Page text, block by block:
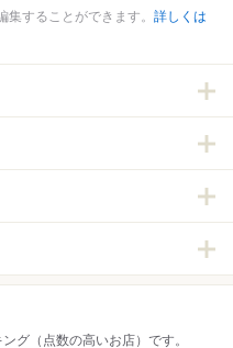
することができます。 詳しくは
グ（点数の高いお店）です。